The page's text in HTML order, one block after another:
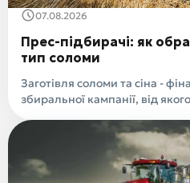
Прес-підбирачі: як
тип соломи
Заготівля соломи та сіна -
збиральної кампанії, від
07.08.2026